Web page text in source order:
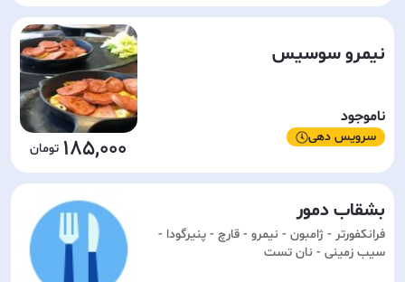
نیمرو سوسیس
ناموجود
سرویس دهی 185,000
بشقاب دمور
فرانکفورتر - ژامبون - نیمرو - قارچ - پنیرگودا -
سیب زمینی - نان تست